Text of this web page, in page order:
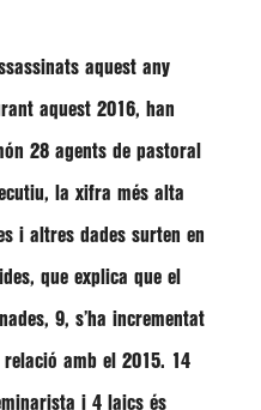
aquest any
aquest 2016, han
28 agents de pastoral
la xifra més alta
i altres dades surten en
, que explica que el
9, s’ha incrementat
amb el 2015. 14
i 4 laics és